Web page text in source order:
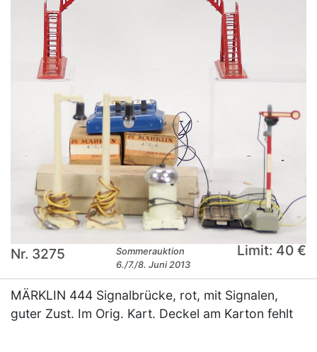
Nr. 3275
Sommerauktion
6./7./8. Juni 2013
Limit: 40 €
MÄRKLIN 444 Signalbrücke, rot, mit Signalen,
guter Zust. Im Orig. Kart. Deckel am Karton fehlt